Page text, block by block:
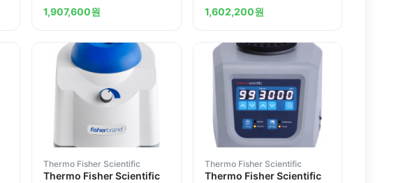
GLASS 120V CP0424120
1,907,600원
GLASS 120V CP0424210
1,602,200원
Thermo Fisher Scientific
Thermo Fisher Scientific
Thermo Fisher Scientific
Thermo Fisher Scientific